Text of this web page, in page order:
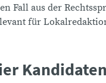
Fall aus der
für